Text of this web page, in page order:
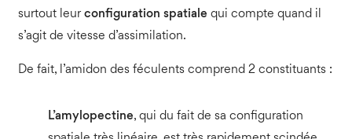
surtout leurconfiguration spatiale qui compte quand il
s’agit de vitesse d’assimilation.
De fait, l’amidon des féculents comprend 2 constituants :
L’amylopectine, qui du fait de sa configuration